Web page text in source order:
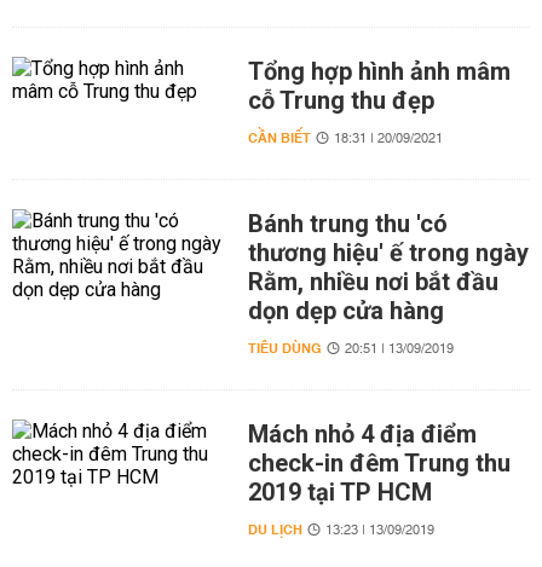
Tổng hợp hình ảnh mâm
cỗ Trung thu đẹp
CẦN BIẾT 18:31 | 20/09/2021
Bánh trung thu 'có
thương hiệu' ế trong ngày
Rằm, nhiều nơi bắt đầu
dọn dẹp cửa hàng
TIÊU DÙNG 20:51 | 13/09/2019
Mách nhỏ 4 địa điểm
check-in đêm Trung thu
2019 tại TP HCM
DU LỊCH 13:23 | 13/09/2019